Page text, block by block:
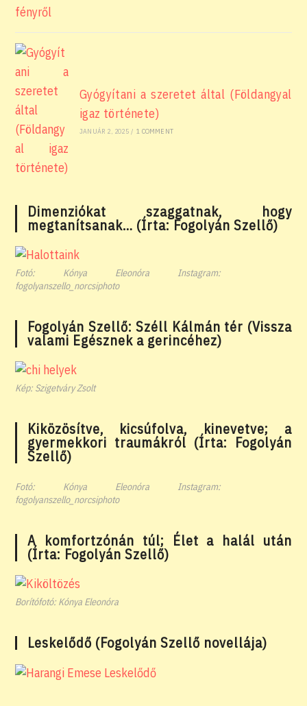
Gyógyítani a szeretet által (Földangyal
igaz története)
JANUÁR 2, 2025 / 1 COMMENT
Dimenziókat szaggatnak, hogy
megtanítsanak… (Írta: Fogolyán Szellő)
Fotó: Kónya Eleonóra Instagram:
fogolyanszello_norcsiphoto
Fogolyán Szellő: Széll Kálmán tér (Vissza
valami Egésznek a gerincéhez)
Kép: Szigetváry Zsolt
Kiközösítve, kicsúfolva, kinevetve; a
gyermekkori traumákról (Írta: Fogolyán
Szellő)
Fotó: Kónya Eleonóra Instagram:
fogolyanszello_norcsiphoto
A komfortzónán túl; Élet a halál után
(Írta: Fogolyán Szellő)
Borítófotó: Kónya Eleonóra
Leskelődő (Fogolyán Szellő novellája)